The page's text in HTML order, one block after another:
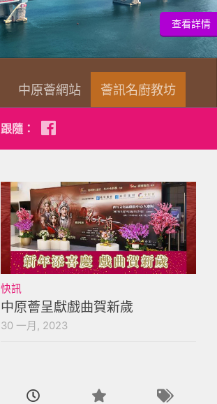
查看詳情
中原薈網站
薈訊名廚教坊
跟隨：
快訊
中原薈呈獻戲曲賀新歲
30 一月, 2023